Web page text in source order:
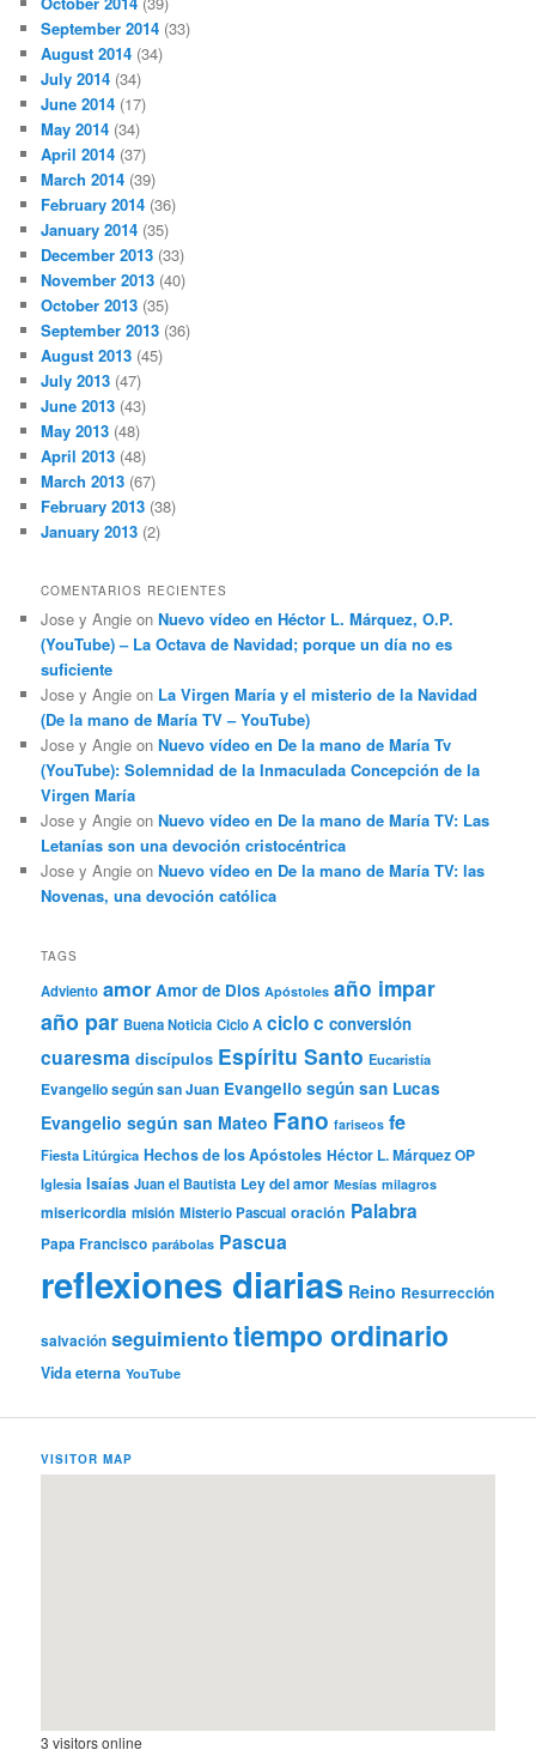
September 2014 (33)
August 2014 (34)
July 2014 (34)
June 2014 (17)
May 2014 (34)
April 2014 (37)
March 2014 (39)
February 2014 (36)
January 2014 (35)
December 2013 (33)
November 2013 (40)
October 2013 (35)
September 2013 (36)
August 2013 (45)
July 2013 (47)
June 2013 (43)
May 2013 (48)
April 2013 (48)
March 2013 (67)
February 2013 (38)
January 2013 (2)
COMENTARIOS RECIENTES
Jose y Angie onNuevo vídeo en Héctor L. Márquez, O.P.
(YouTube) – La Octava de Navidad; porque un día no es
suficiente
Jose y Angie on La Virgen María y el misterio de la Navidad
(De la mano de María TV – YouTube)
Jose y Angie onNuevo vídeo en De la mano de María Tv
(YouTube): Solemnidad de la Inmaculada Concepción de la
Virgen María
Jose y Angie onNuevo vídeo en De la mano de María TV: Las
Letanías son una devoción cristocéntrica
Jose y Angie onNuevo vídeo en De la mano de María TV: las
Novenas, una devoción católica
TAGS
Adviento amor Amor de Dios Apóstoles año impar
año par Buena Noticia Ciclo A ciclo c conversión
cuaresma discípulos Espíritu Santo Eucaristía
Evangelio según san Juan Evangelio según san Lucas
Evangelio según san Mateo Fano fariseos fe
Fiesta Litúrgica Hechos de los Apóstoles Héctor L. Márquez OP
Iglesia Isaías Juan el Bautista Ley del amor Mesías milagros
misericordia misión Misterio Pascual oración Palabra
Papa Francisco parábolas Pascua
reflexiones diarias Reino Resurrección
salvación seguimientotiempo ordinario
Vida eterna YouTube
VISITOR MAP
3 visitors online